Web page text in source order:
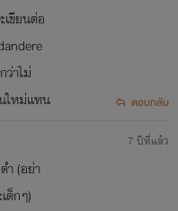
เขียนต่อ
าไม่
ใหม่แทน
ตอบกลับ
ำ (อย่า
ด็กๆ)
7 ปีที่แล้ว